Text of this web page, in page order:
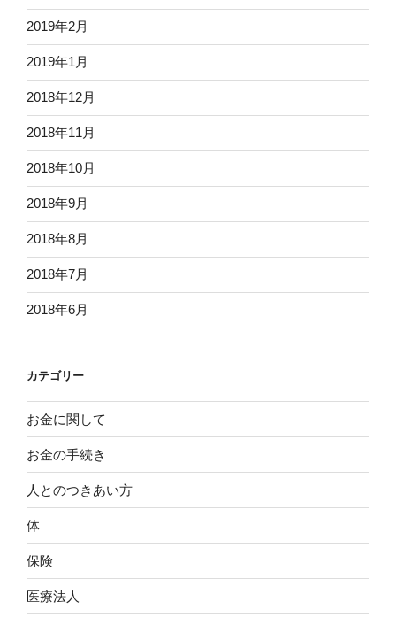
2019年2月
2019年1月
2018年12月
2018年11月
2018年10月
2018年9月
2018年8月
2018年7月
2018年6月
カテゴリー
お金に関して
お金の手続き
人とのつきあい方
体
保険
医療法人